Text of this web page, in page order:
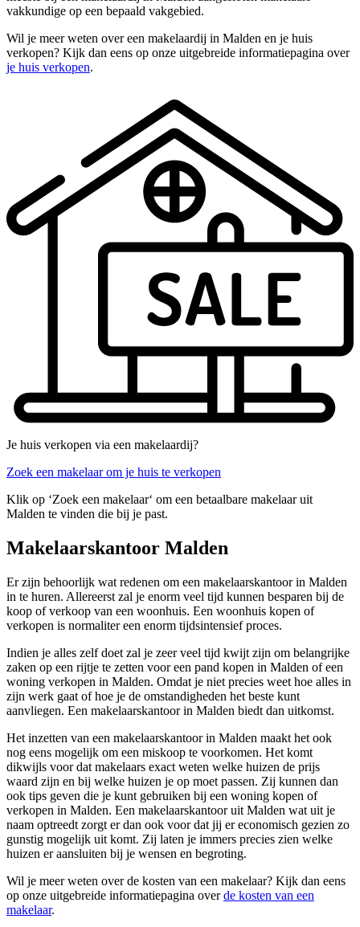
vakkundige op een bepaald vakgebied.
Wil je meer weten over een makelaardij in Malden en je huis
verkopen? Kijk dan eens op onze uitgebreide informatiepagina over
je huis verkopen.
Je huis verkopen via een makelaardij?
Zoek een makelaar om je huis te verkopen
Klik op ‘Zoek een makelaar‘ om een betaalbare makelaar uit
Malden te vinden die bij je past.
Makelaarskantoor Malden
Er zijn behoorlijk wat redenen om een makelaarskantoor in Malden
in te huren. Allereerst zal je enorm veel tijd kunnen besparen bij de
koop of verkoop van een woonhuis. Een woonhuis kopen of
verkopen is normaliter een enorm tijdsintensief proces.
Indien je alles zelf doet zal je zeer veel tijd kwijt zijn om belangrijke
zaken op een rijtje te zetten voor een pand kopen in Malden of een
woning verkopen in Malden. Omdat je niet precies weet hoe alles in
zijn werk gaat of hoe je de omstandigheden het beste kunt
aanvliegen. Een makelaarskantoor in Malden biedt dan uitkomst.
Het inzetten van een makelaarskantoor in Malden maakt het ook
nog eens mogelijk om een miskoop te voorkomen. Het komt
dikwijls voor dat makelaars exact weten welke huizen de prijs
waard zijn en bij welke huizen je op moet passen. Zij kunnen dan
ook tips geven die je kunt gebruiken bij een woning kopen of
verkopen in Malden. Een makelaarskantoor uit Malden wat uit je
naam optreedt zorgt er dan ook voor dat jij er economisch gezien zo
gunstig mogelijk uit komt. Zij laten je immers precies zien welke
huizen er aansluiten bij je wensen en begroting.
Wil je meer weten over de kosten van een makelaar? Kijk dan eens
op onze uitgebreide informatiepagina overde kosten van een
makelaar.